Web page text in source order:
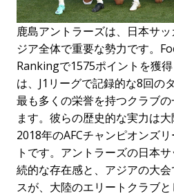
鹿島アントラーズは、日本サ
ジア全体で重要な勢力です。
Rankingで1575ポイントを獲
は、J1リーグで記録的な8回の
最も多くの栄誉を持つクラブ
ます。彼らの歴史的な実力は大
2018年のAFCチャンピオンズ
トです。アントラーズの日本
続的な存在感と、アジアの大
スが、大陸のエリートクラブ